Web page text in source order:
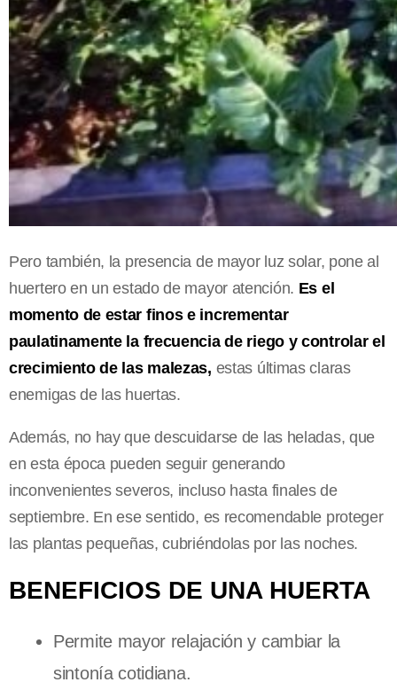
Pero también, la presencia de mayor luz solar, pone al
huertero en un estado de mayor atención. Es el
momento de estar finos e incrementar
paulatinamente la frecuencia de riego y controlar el
crecimiento de las malezas, estas últimas claras
enemigas de las huertas.
Además, no hay que descuidarse de las heladas, que
en esta época pueden seguir generando
inconvenientes severos, incluso hasta finales de
septiembre. En ese sentido, es recomendable proteger
las plantas pequeñas, cubriéndolas por las noches.
BENEFICIOS DE UNA HUERTA
Permite mayor relajación y cambiar la
sintonía cotidiana.